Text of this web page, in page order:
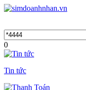
0
Tin tức